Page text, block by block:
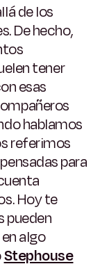
de los
De hecho,
tener
esas
hablamos
referimos
para
Hoy te
pueden
algo
Stephouse